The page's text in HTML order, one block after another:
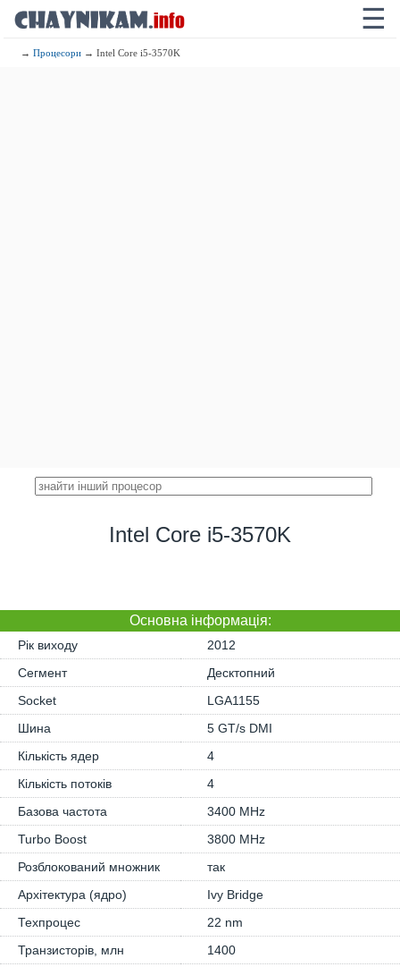
☰
→Процесори → Intel Core i5-3570K
Intel Core i5-3570K
Основна iнформація:
Рік виходу
2012
Сегмент
Десктопний
Socket
LGA1155
Шина
5 GT/s DMI
Кількість ядер
4
Кількість потоків
4
Базова частота
3400 MHz
Turbo Boost
3800 MHz
Розблокований множник
так
Архітектура (ядро)
Ivy Bridge
Техпроцес
22 nm
Транзисторів, млн
1400